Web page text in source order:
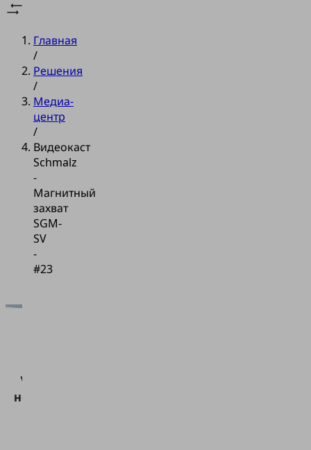
Главная
/
Решения
/
Медиа-
центр
/
Видеокаст
Schmalz
-
Магнитный
захват
SGM-
SV
-
#23
Vimeo нам
необходимо